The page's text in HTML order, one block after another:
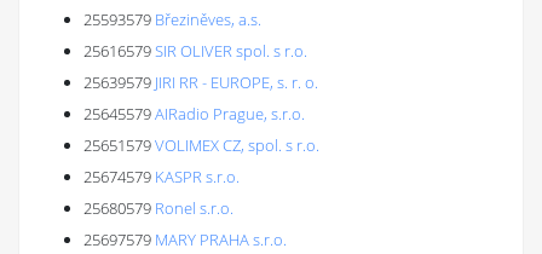
25593579 Březiněves, a.s.
25616579SIR OLIVER spol. s r.o.
25639579 JIRI RR - EUROPE, s. r. o.
25645579AIRadio Prague, s.r.o.
25651579VOLIMEX CZ, spol. s r.o.
25674579 KASPR s.r.o.
25680579 Ronel s.r.o.
25697579 MARY PRAHA s.r.o.